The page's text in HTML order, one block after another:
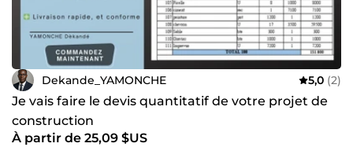
Dekande_YAMONCHE 5,0 (2)
Je vais faire le devis quantitatif de votre projet de
construction
À partir de 25,09 $US